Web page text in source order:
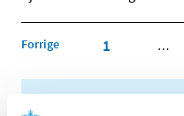
Forrige 1 …